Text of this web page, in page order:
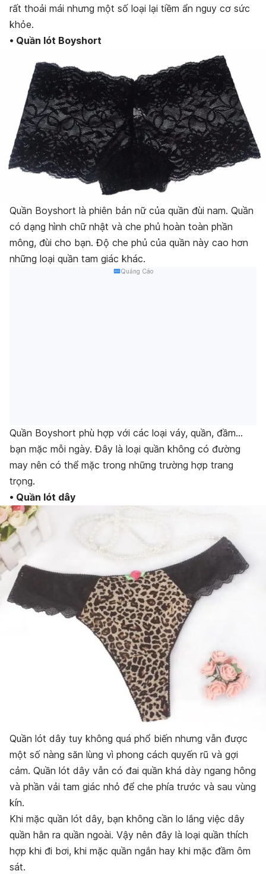
rất thoải mái nhưng một số loại lại tiềm ẩn nguy cơ sức
khỏe.
• Quần lót Boyshort
Quần Boyshort là phiên bản nữ của quần đùi nam. Quần
có dạng hình chữ nhật và che phủ hoàn toàn phần
mông, đùi cho bạn. Độ che phủ của quần này cao hơn
những loại quần tam giác khác.
Quảng Cáo
Quần Boyshort phù hợp với các loại váy, quần, đầm…
bạn mặc mỗi ngày. Đây là loại quần không có đường
may nên có thể mặc trong những trường hợp trang
trọng.
• Quần lót dây
Quần lót dây tuy không quá phổ biến nhưng vẫn được
một số nàng săn lùng vì phong cách quyến rũ và gợi
cảm. Quần lót dây vẫn có đai quần khá dày ngang hông
và phần vải tam giác nhỏ để che phía trước và sau vùng
kín.
Khi mặc quần lót dây, bạn không cần lo lắng việc dây
quần hằn ra quần ngoài. Vậy nên đây là loại quần thích
hợp khi đi bơi, khi mặc quần ngắn hay khi mặc đầm ôm
sát.